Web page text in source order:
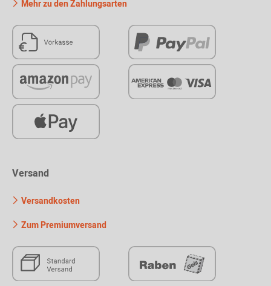
Mehr zu den Zahlungsarten
Versand
Versandkosten
Zum Premiumversand